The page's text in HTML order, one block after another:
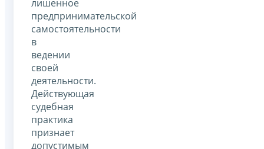
лишенное
предпринимательской
самостоятельности
в
ведении
своей
деятельности.
Действующая
судебная
практика
признает
допустимым